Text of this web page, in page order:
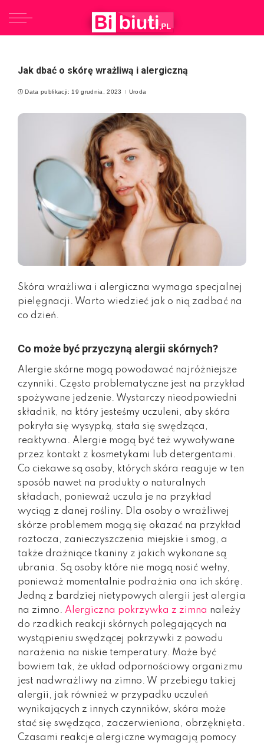
Jak dbać o skórę wrażliwą i alergiczną
Data publikacji: 19 grudnia, 2023 Uroda
Skóra wrażliwa i alergiczna wymaga specjalnej
pielęgnacji. Warto wiedzieć jak o nią zadbać na
co dzień.
Co może być przyczyną alergii skórnych?
Alergie skórne mogą powodować najróżniejsze
czynniki. Często problematyczne jest na przykład
spożywane jedzenie. Wystarczy nieodpowiedni
składnik, na który jesteśmy uczuleni, aby skóra
pokryła się wysypką, stała się swędząca,
reaktywna. Alergie mogą być też wywoływane
przez kontakt z kosmetykami lub detergentami.
Co ciekawe są osoby, których skóra reaguje w ten
sposób nawet na produkty o naturalnych
składach, ponieważ uczula je na przykład
wyciąg z danej rośliny. Dla osoby o wrażliwej
skórze problemem mogą się okazać na przykład
roztocza, zanieczyszczenia miejskie i smog, a
także drażniące tkaniny z jakich wykonane są
ubrania. Są osoby które nie mogą nosić wełny,
ponieważ momentalnie podrażnia ona ich skórę.
Jedną z bardziej nietypowych alergii jest alergia
na zimno. Alergiczna pokrzywka z zimna należy
do rzadkich reakcji skórnych polegających na
wystąpieniu swędzącej pokrzywki z powodu
narażenia na niskie temperatury. Może być
bowiem tak, że układ odpornościowy organizmu
jest nadwrażliwy na zimno. W przebiegu takiej
alergii, jak również w przypadku uczuleń
wynikających z innych czynników, skóra może
stać się swędząca, zaczerwieniona, obrzęknięta.
Czasami reakcje alergiczne wymagają pomocy